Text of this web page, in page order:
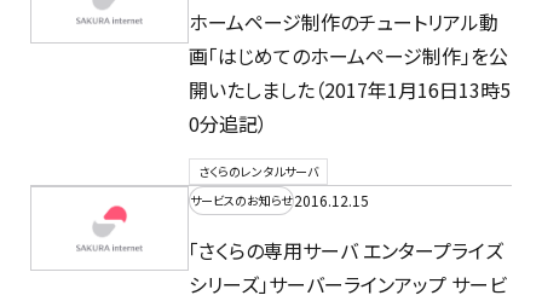
ホームページ制作のチュートリアル動
画「はじめてのホームページ制作」を公
開いたしました（2017年1月16日13時5
0分追記）
さくらのレンタルサーバ
サービスのお知らせ2016.12.15
「さくらの専用サーバ エンタープライズ
シリーズ」サーバーラインアップ サービ